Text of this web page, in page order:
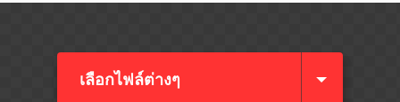
เลือกไฟล์ต่างๆ​